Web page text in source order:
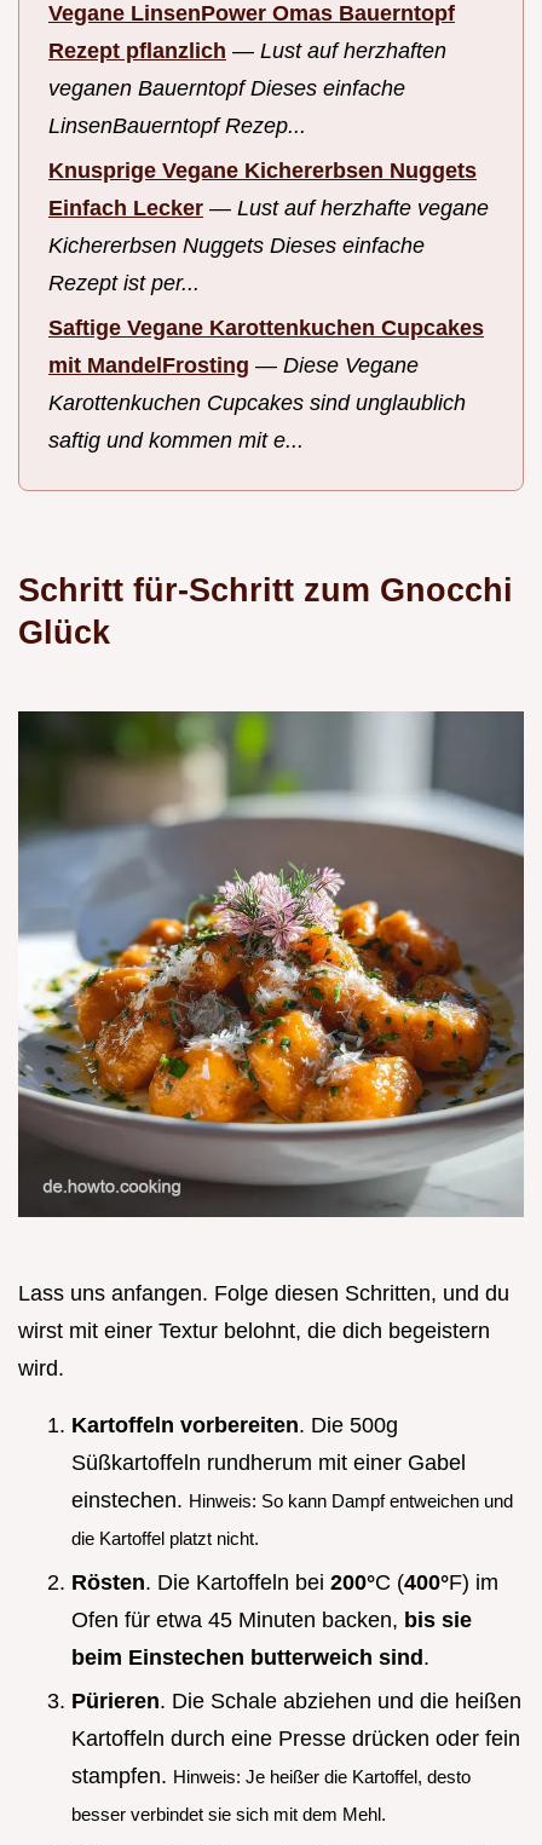
Vegane LinsenPower Omas Bauerntopf
Rezept pflanzlich — Lust auf herzhaften
veganen Bauerntopf Dieses einfache
LinsenBauerntopf Rezep...
Knusprige Vegane Kichererbsen Nuggets
Einfach Lecker — Lust auf herzhafte vegane
Kichererbsen Nuggets Dieses einfache
Rezept ist per...
Saftige Vegane Karottenkuchen Cupcakes
mit MandelFrosting — Diese Vegane
Karottenkuchen Cupcakes sind unglaublich
saftig und kommen mit e...
Schritt für-Schritt zum Gnocchi
Glück
Lass uns anfangen. Folge diesen Schritten, und du
wirst mit einer Textur belohnt, die dich begeistern
wird.
Kartoffeln vorbereiten. Die 500g
Süßkartoffeln rundherum mit einer Gabel
einstechen. Hinweis: So kann Dampf entweichen und
die Kartoffel platzt nicht.
Rösten. Die Kartoffeln bei 200°C (400°F) im
Ofen für etwa 45 Minuten backen, bis sie
beim Einstechen butterweich sind.
Pürieren. Die Schale abziehen und die heißen
Kartoffeln durch eine Presse drücken oder fein
stampfen. Hinweis: Je heißer die Kartoffel, desto
besser verbindet sie sich mit dem Mehl.